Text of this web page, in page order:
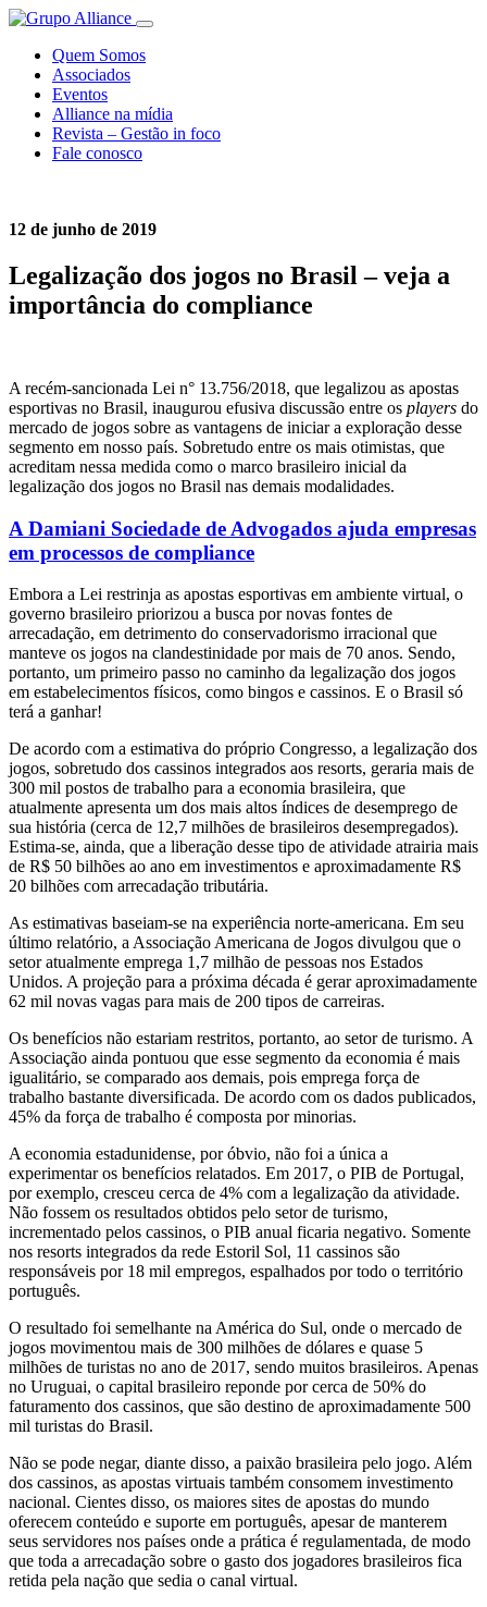
Quem Somos
Associados
Eventos
Alliance na mídia
Revista – Gestão in foco
Fale conosco
12 de junho de 2019
Legalização dos jogos no Brasil – veja a
importância do compliance
A recém-sancionada Lei n° 13.756/2018, que legalizou as apostas
esportivas no Brasil, inaugurou efusiva discussão entre os players do
mercado de jogos sobre as vantagens de iniciar a exploração desse
segmento em nosso país. Sobretudo entre os mais otimistas, que
acreditam nessa medida como o marco brasileiro inicial da
legalização dos jogos no Brasil nas demais modalidades.
A Damiani Sociedade de Advogados ajuda empresas
em processos de compliance
Embora a Lei restrinja as apostas esportivas em ambiente virtual, o
governo brasileiro priorizou a busca por novas fontes de
arrecadação, em detrimento do conservadorismo irracional que
manteve os jogos na clandestinidade por mais de 70 anos. Sendo,
portanto, um primeiro passo no caminho da legalização dos jogos
em estabelecimentos físicos, como bingos e cassinos. E o Brasil só
terá a ganhar!
De acordo com a estimativa do próprio Congresso, a legalização dos
jogos, sobretudo dos cassinos integrados aos resorts, geraria mais de
300 mil postos de trabalho para a economia brasileira, que
atualmente apresenta um dos mais altos índices de desemprego de
sua história (cerca de 12,7 milhões de brasileiros desempregados).
Estima-se, ainda, que a liberação desse tipo de atividade atrairia mais
de R$ 50 bilhões ao ano em investimentos e aproximadamente R$
20 bilhões com arrecadação tributária.
As estimativas baseiam-se na experiência norte-americana. Em seu
último relatório, a Associação Americana de Jogos divulgou que o
setor atualmente emprega 1,7 milhão de pessoas nos Estados
Unidos. A projeção para a próxima década é gerar aproximadamente
62 mil novas vagas para mais de 200 tipos de carreiras.
Os benefícios não estariam restritos, portanto, ao setor de turismo. A
Associação ainda pontuou que esse segmento da economia é mais
igualitário, se comparado aos demais, pois emprega força de
trabalho bastante diversificada. De acordo com os dados publicados,
45% da força de trabalho é composta por minorias.
A economia estadunidense, por óbvio, não foi a única a
experimentar os benefícios relatados. Em 2017, o PIB de Portugal,
por exemplo, cresceu cerca de 4% com a legalização da atividade.
Não fossem os resultados obtidos pelo setor de turismo,
incrementado pelos cassinos, o PIB anual ficaria negativo. Somente
nos resorts integrados da rede Estoril Sol, 11 cassinos são
responsáveis por 18 mil empregos, espalhados por todo o território
português.
O resultado foi semelhante na América do Sul, onde o mercado de
jogos movimentou mais de 300 milhões de dólares e quase 5
milhões de turistas no ano de 2017, sendo muitos brasileiros. Apenas
no Uruguai, o capital brasileiro reponde por cerca de 50% do
faturamento dos cassinos, que são destino de aproximadamente 500
mil turistas do Brasil.
Não se pode negar, diante disso, a paixão brasileira pelo jogo. Além
dos cassinos, as apostas virtuais também consomem investimento
nacional. Cientes disso, os maiores sites de apostas do mundo
oferecem conteúdo e suporte em português, apesar de manterem
seus servidores nos países onde a prática é regulamentada, de modo
que toda a arrecadação sobre o gasto dos jogadores brasileiros fica
retida pela nação que sedia o canal virtual.